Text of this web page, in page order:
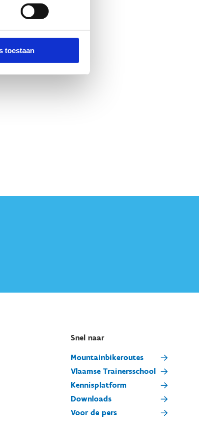
toestaan
Snel naar
Mountainbikeroutes
Vlaamse Trainersschool
Kennisplatform
Downloads
Voor de pers